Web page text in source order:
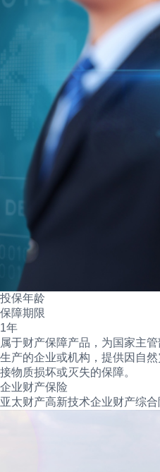
投保年龄
保障期限
1年
属于财产保障产品，为国家主
生产的企业或机构，提供因自
接物质损坏或灭失的保障。
企业财产保险
亚太财产高新技术企业财产综合